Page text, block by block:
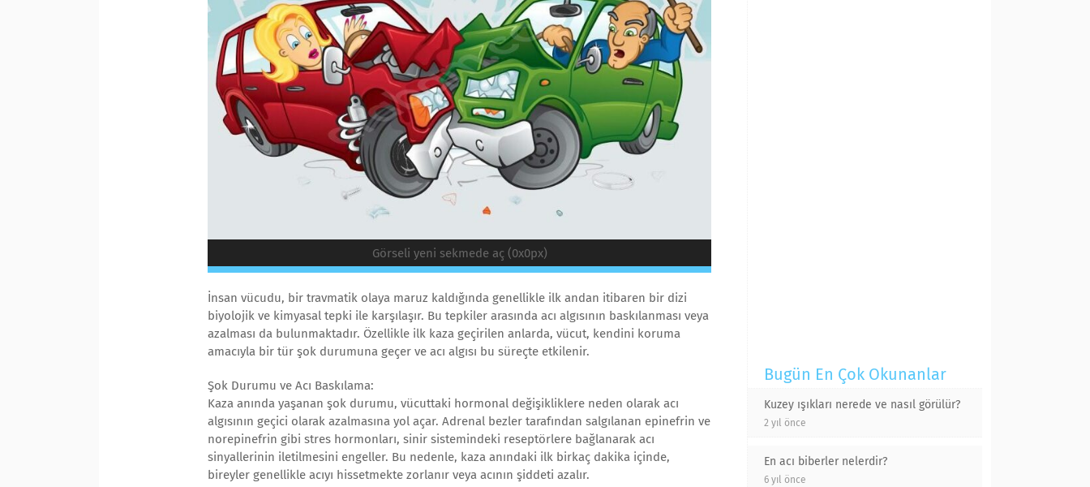
Görseli yeni sekmede aç (0x0px)
İnsan vücudu, bir travmatik olaya maruz kaldığında genellikle ilk andan itibaren bir dizi
biyolojik ve kimyasal tepki ile karşılaşır. Bu tepkiler arasında acı algısının baskılanması veya
azalması da bulunmaktadır. Özellikle ilk kaza geçirilen anlarda, vücut, kendini koruma
amacıyla bir tür şok durumuna geçer ve acı algısı bu süreçte etkilenir.
Şok Durumu ve Acı Baskılama:
Kaza anında yaşanan şok durumu, vücuttaki hormonal değişikliklere neden olarak acı
algısının geçici olarak azalmasına yol açar. Adrenal bezler tarafından salgılanan epinefrin ve
norepinefrin gibi stres hormonları, sinir sistemindeki reseptörlere bağlanarak acı
sinyallerinin iletilmesini engeller. Bu nedenle, kaza anındaki ilk birkaç dakika içinde,
bireyler genellikle acıyı hissetmekte zorlanır veya acının şiddeti azalır.
Bugün En Çok Okunanlar
Kuzey ışıkları nerede ve nasıl görülür?
2 yıl önce
En acı biberler nelerdir?
6 yıl önce